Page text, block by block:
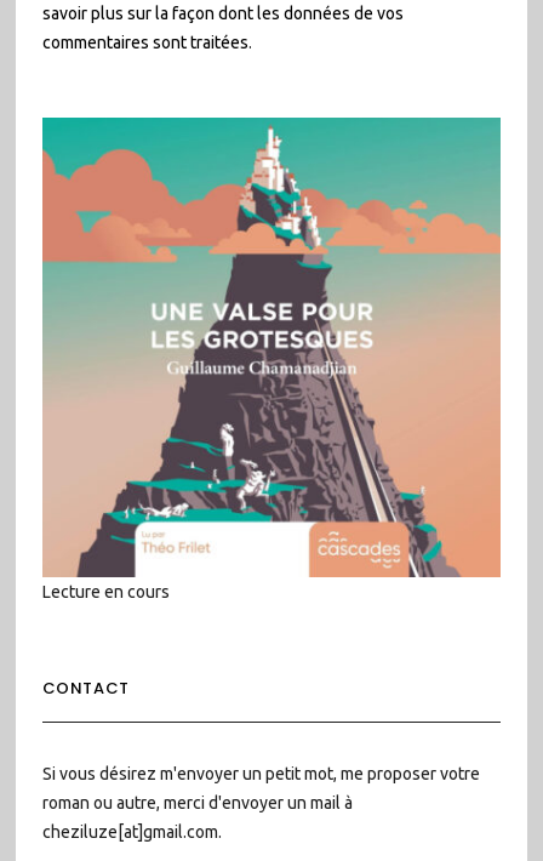
savoir plus sur la façon dont les données de vos
commentaires sont traitées.
Lecture en cours
CONTACT
Si vous désirez m'envoyer un petit mot, me proposer votre
roman ou autre, merci d'envoyer un mail à
cheziluze[at]gmail.com.